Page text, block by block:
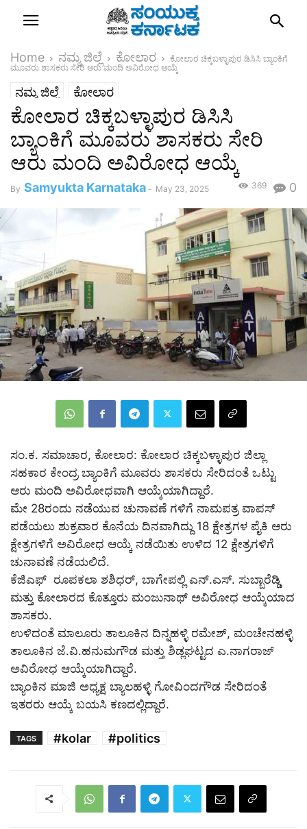
Home ನಮ್ಮ ಜಿಲ್ಲೆ ಕೋಲಾರ
ಕೋಲಾರ ಚಿಕ್ಕಬಳ್ಳಾಪುರ ಡಿಸಿಸಿ ಬ್ಯಾಂಕಿಗೆ
ಮೂವರು ಶಾಸಕರು ಸೇರಿ ಆರು ಮಂದಿ ಅವಿರೋಧ ಆಯ್ಕೆ
ನಮ್ಮ ಜಿಲ್ಲೆ ಕೋಲಾರ
ಕೋಲಾರ ಚಿಕ್ಕಬಳ್ಳಾಪುರ ಡಿಸಿಸಿ
ಬ್ಯಾಂಕಿಗೆ ಮೂವರು ಶಾಸಕರು ಸೇರಿ
ಆರು ಮಂದಿ ಅವಿರೋಧ ಆಯ್ಕೆ
By Samyukta Karnataka - May 23, 2025 0
369
ಸಂ.ಕ. ಸಮಾಚಾರ, ಕೋಲಾರ: ಕೋಲಾರ ಚಿಕ್ಕಬಳ್ಳಾಪುರ ಜಿಲ್ಲಾ
ಸಹಕಾರ ಕೇಂದ್ರ ಬ್ಯಾಂಕಿಗೆ ಮೂವರು ಶಾಸಕರು ಸೇರಿದಂತೆ ಒಟ್ಟು
ಆರು ಮಂದಿ ಅವಿರೋಧವಾಗಿ ಆಯ್ಕೆಯಾಗಿದ್ದಾರೆ.
ಮೇ 28ರಂದು ನಡೆಯುವ ಚುನಾವಣೆ ಗಳಿಗೆ ನಾಮಪತ್ರ ವಾಪಸ್
ಪಡೆಯಲು ಶುಕ್ರವಾರ ಕೊನೆಯ ದಿನವಾಗಿದ್ದು 18 ಕ್ಷೇತ್ರಗಳ ಪೈಕಿ ಆರು
ಕ್ಷೇತ್ರಗಳಿಗೆ ಅವಿರೋಧ ಆಯ್ಕೆ ನಡೆಯಿತು ಉಳಿದ 12 ಕ್ಷೇತ್ರಗಳಿಗೆ
ಚುನಾವಣೆ ನಡೆಯಲಿದೆ.
ಕೆಜಿಎಫ್ ರೂಪಕಲಾ ಶಶಿಧರ್, ಬಾಗೇಪಲ್ಲಿ ಎನ್.ಎಸ್. ಸುಬ್ಬಾರೆಡ್ಡಿ
ಮತ್ತು ಕೋಲಾರದ ಕೊತ್ತೂರು ಮಂಜುನಾಥ್ ಅವಿರೋಧ ಆಯ್ಕೆಯಾದ
ಶಾಸಕರು.
ಉಳಿದಂತೆ ಮಾಲೂರು ತಾಲೂಕಿನ ದಿನ್ನಹಳ್ಳಿ ರಮೇಶ್, ಮಂಚೇನಹಳ್ಳಿ
ತಾಲೂಕಿನ ಜೆ.ವಿ.ಹನುಮಗೌಡ ಮತ್ತು ಶಿಡ್ಲಘಟ್ಟದ ಎ.ನಾಗರಾಜ್
ಅವಿರೋಧ ಆಯ್ಕೆಯಾಗಿದ್ದಾರೆ.
ಬ್ಯಾಂಕಿನ ಮಾಜಿ ಅಧ್ಯಕ್ಷ ಬ್ಯಾಲಹಳ್ಳಿ ಗೋವಿಂದಗೌಡ ಸೇರಿದಂತೆ
ಇತರರು ಆಯ್ಕೆ ಬಯಸಿ ಕಣದಲ್ಲಿದ್ದಾರೆ.
TAGS #kolar #politics